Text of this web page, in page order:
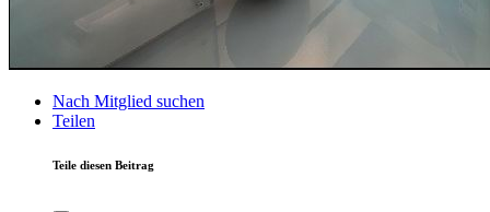
Nach Mitglied suchen
Teilen
Teile diesen Beitrag